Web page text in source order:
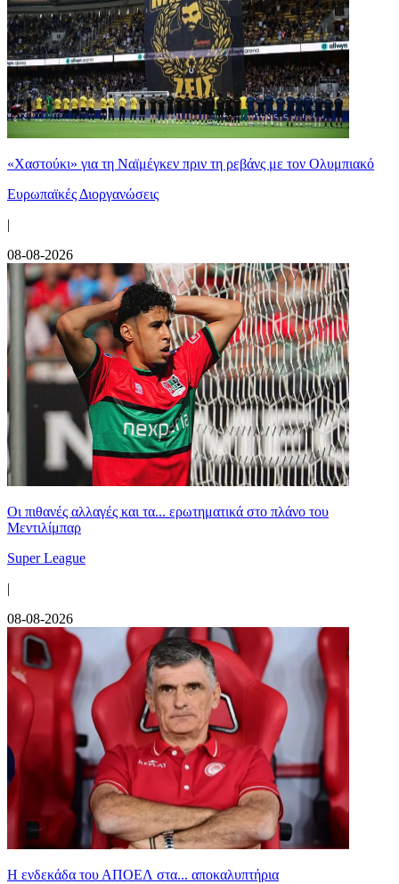
«Χαστούκι» για τη Ναϊμέγκεν πριν τη ρεβάνς με τον Ολυμπιακό
Ευρωπαϊκές Διοργανώσεις
|
08-08-2026
Οι πιθανές αλλαγές και τα... ερωτηματικά στο πλάνο του
Μεντιλίμπαρ
Super League
|
08-08-2026
Η ενδεκάδα του ΑΠΟΕΛ στα... αποκαλυπτήρια